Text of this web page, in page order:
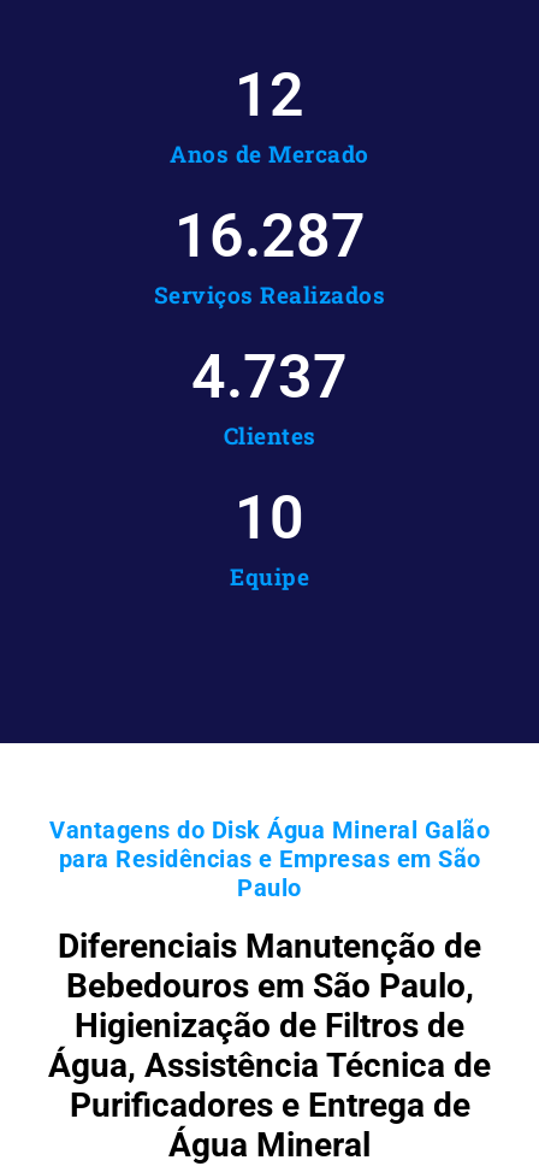
Anos de Mercado
12
Serviços Realizados
16.287
Clientes
4.737
Equipe
10
Vantagens do Disk Água Mineral Galão
para Residências e Empresas em São
Paulo
Diferenciais Manutenção de
Bebedouros em São Paulo,
Higienização de Filtros de
Água, Assistência Técnica de
Purificadores e Entrega de
Água Mineral